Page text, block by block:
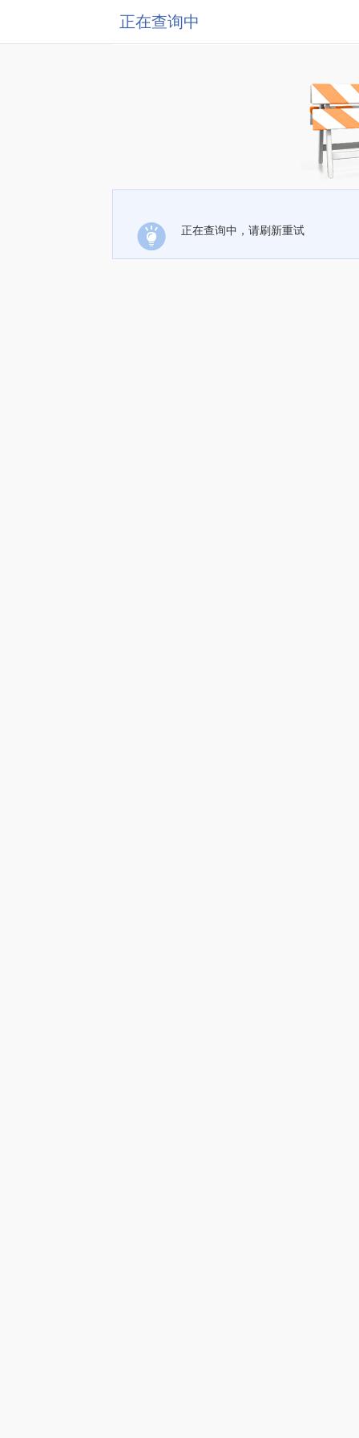
正在查询中
正在查询中，请刷新重试